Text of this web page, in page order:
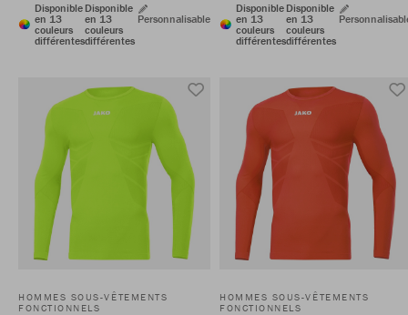
Disponible
en 13
couleurs
différentes
Disponible
en 13
couleurs
différentes
Personnalisable
Disponible
en 13
couleurs
différentes
Disponible
en 13
couleurs
différentes
HOMMES SOUS-VÊTEMENTS
FONCTIONNELS
HOMMES SOUS-VÊTEMENTS
FONCTIONNELS